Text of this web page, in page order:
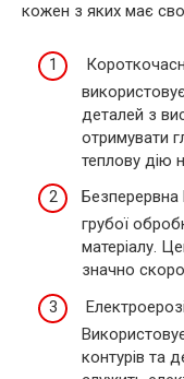
кожен з яких має
деталей з
отримувати
теплову дію
Безперервна
грубої
матеріалу.
значно
контурів та